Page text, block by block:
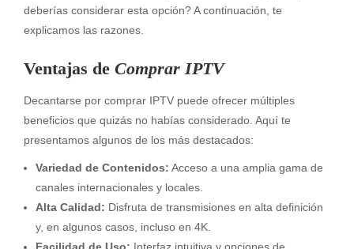
deberías considerar esta opción? A continuación, te
explicamos las razones.
Ventajas de Comprar IPTV
Decantarse por comprar IPTV puede ofrecer múltiples
beneficios que quizás no habías considerado. Aquí te
presentamos algunos de los más destacados:
Variedad de Contenidos: Acceso a una amplia gama de
canales internacionales y locales.
Alta Calidad: Disfruta de transmisiones en alta definición
y, en algunos casos, incluso en 4K.
Facilidad de Uso: Interfaz intuitiva y opciones de